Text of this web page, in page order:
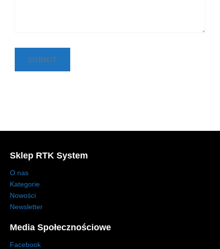
Sklep RTK System
O nas
Kategorie
Nowości
Newsletter
Media Społecznościowe
Facebook